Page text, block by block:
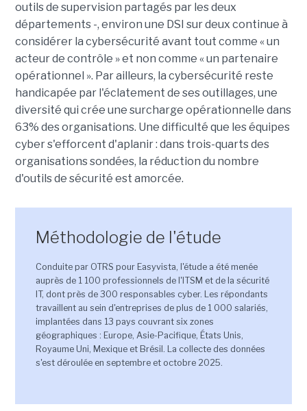
outils de supervision partagés par les deux
départements -, environ une DSI sur deux continue à
considérer la cybersécurité avant tout comme « un
acteur de contrôle » et non comme « un partenaire
opérationnel ». Par ailleurs, la cybersécurité reste
handicapée par l'éclatement de ses outillages, une
diversité qui crée une surcharge opérationnelle dans
63% des organisations. Une difficulté que les équipes
cyber s'efforcent d'aplanir : dans trois-quarts des
organisations sondées, la réduction du nombre
d'outils de sécurité est amorcée.
Méthodologie de l'étude
Conduite par OTRS pour Easyvista, l'étude a été menée
auprès de 1 100 professionnels de l'ITSM et de la sécurité
IT, dont près de 300 responsables cyber. Les répondants
travaillent au sein d'entreprises de plus de 1 000 salariés,
implantées dans 13 pays couvrant six zones
géographiques : Europe, Asie-Pacifique, États Unis,
Royaume Uni, Mexique et Brésil. La collecte des données
s'est déroulée en septembre et octobre 2025.